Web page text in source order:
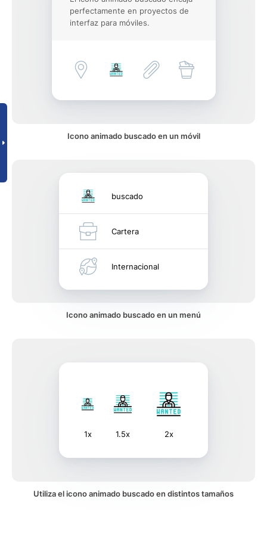
perfectamente en proyectos de
interfaz para móviles.
Icono animado buscado en un móvil
buscado
Cartera
Internacional
Icono animado buscado en un menú
1x 1.5x 2x
Utiliza el icono animado buscado en distintos tamaños